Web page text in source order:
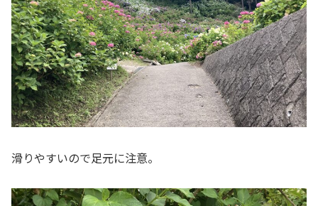
滑りやすいので足元に注意。